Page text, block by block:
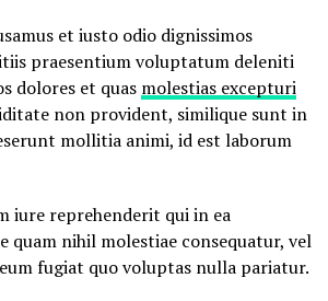
et iusto odio dignissimos
praesentium voluptatum deleniti
dolores et quas molestias excepturi
non provident, similique sunt in
mollitia animi, id est laborum
iure reprehenderit qui in ea
quam nihil molestiae consequatur, vel
fugiat quo voluptas nulla pariatur.